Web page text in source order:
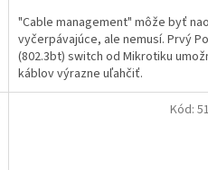
"Cable management" môže byť
vyčerpávajúce, ale nemusí. Prvý
(802.3bt) switch od Mikrotiku
káblov výrazne uľahčiť.
Kód: